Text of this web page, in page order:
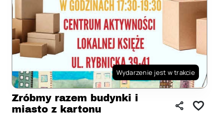
Wydarzenie jest w trakcie
Zróbmy razem budynki i
miasto z kartonu